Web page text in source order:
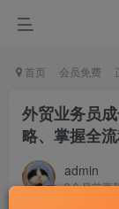
首页 会员免费
外贸业务员
略、掌握全
admin
9个月前更